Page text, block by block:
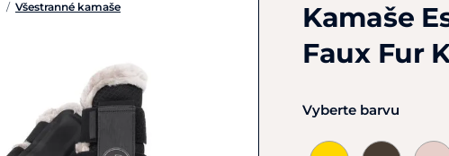
/ Všestranné kamaše
Kamaše
Faux Fur
Vyberte barvu